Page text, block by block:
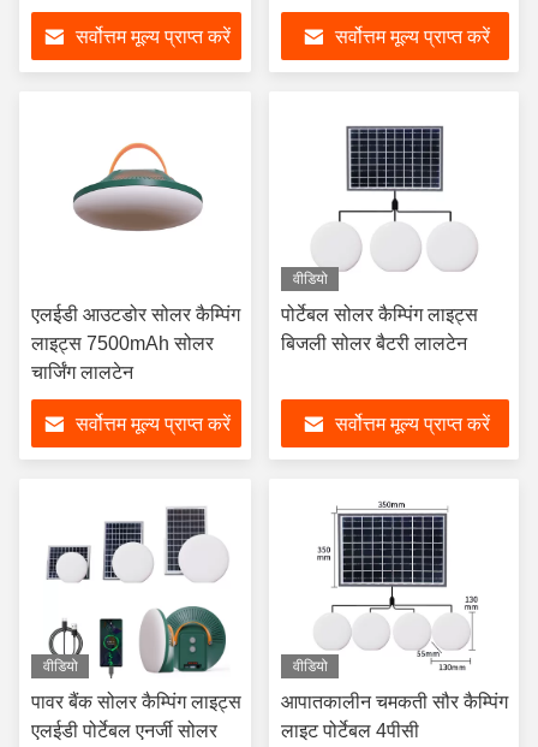
सर्वोत्तम मूल्य प्राप्त करें सर्वोत्तम मूल्य प्राप्त करें
एलईडी आउटडोर सोलर कैम्पिंग
लाइट्स 7500mAh सोलर
चार्जिंग लालटेन
सर्वोत्तम मूल्य प्राप्त करें
वीडियो
पोर्टेबल सोलर कैम्पिंग लाइट्स
बिजली सोलर बैटरी लालटेन
सर्वोत्तम मूल्य प्राप्त करें
वीडियो
पावर बैंक सोलर कैम्पिंग लाइट्स
एलईडी पोर्टेबल एनर्जी सोलर
वीडियो
आपातकालीन चमकती सौर कैम्पिंग
लाइट पोर्टेबल 4पीसी